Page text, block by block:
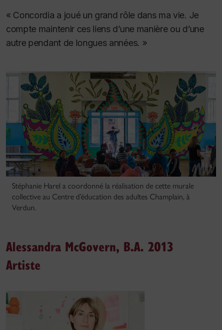
« Concordia a joué un grand rôle dans ma vie. Je
compte maintenir ces liens d’une manière ou d’une
autre pendant de longues années. »
Stéphanie Harel a coordonné la réalisation de cette murale
collective au Centre d’éducation des adultes Champlain, à
Verdun.
Alessandra McGovern, B.A. 2013
Artiste